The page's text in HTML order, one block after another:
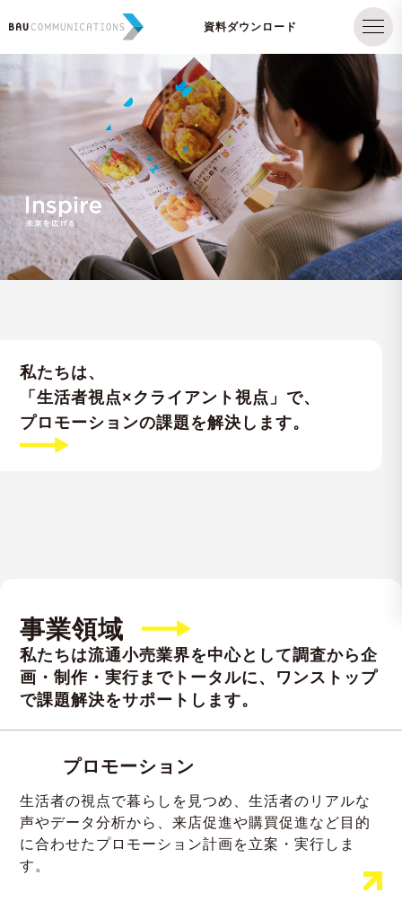
資料ダウンロード
私たちは、
「生活者視点×クライアント視点」で、
プロモーションの課題を解決します。
事業領域
私たちは流通小売業界を中心として調査から企
画・制作・実行までトータルに、 ワンストップ
で課題解決をサポートします。
プロモーション
生活者の視点で暮らしを見つめ、生活者のリアルな
声やデータ分析から、来店促進や購買促進など目的
に合わせたプロモーション計画を立案・実行しま
す。